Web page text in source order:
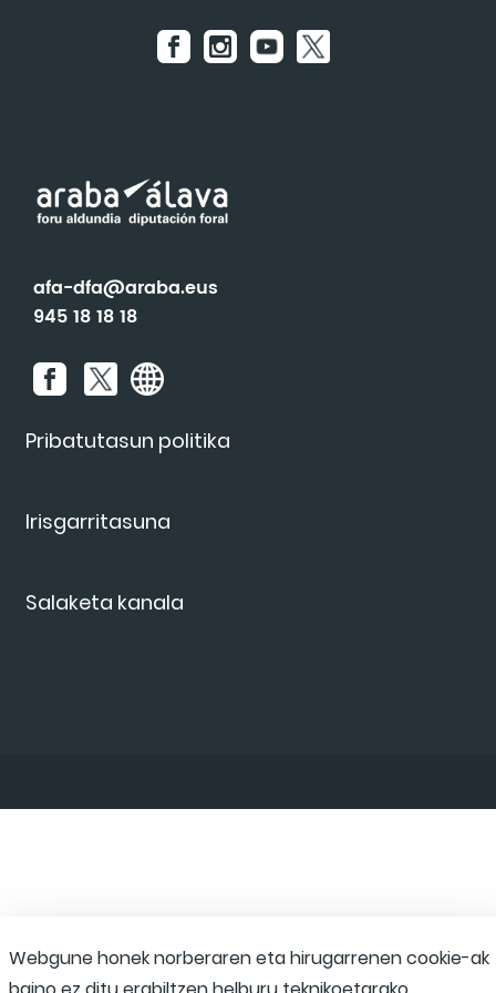
Ekainak 26, Lukiano
Uztailak 5, Luko
Pribatutasun politika
Irisgarritasuna
Salaketa kanala
afa-dfa@araba.eus
945 18 18 18
Webgune honek norberaren eta hirugarrenen cookie-ak